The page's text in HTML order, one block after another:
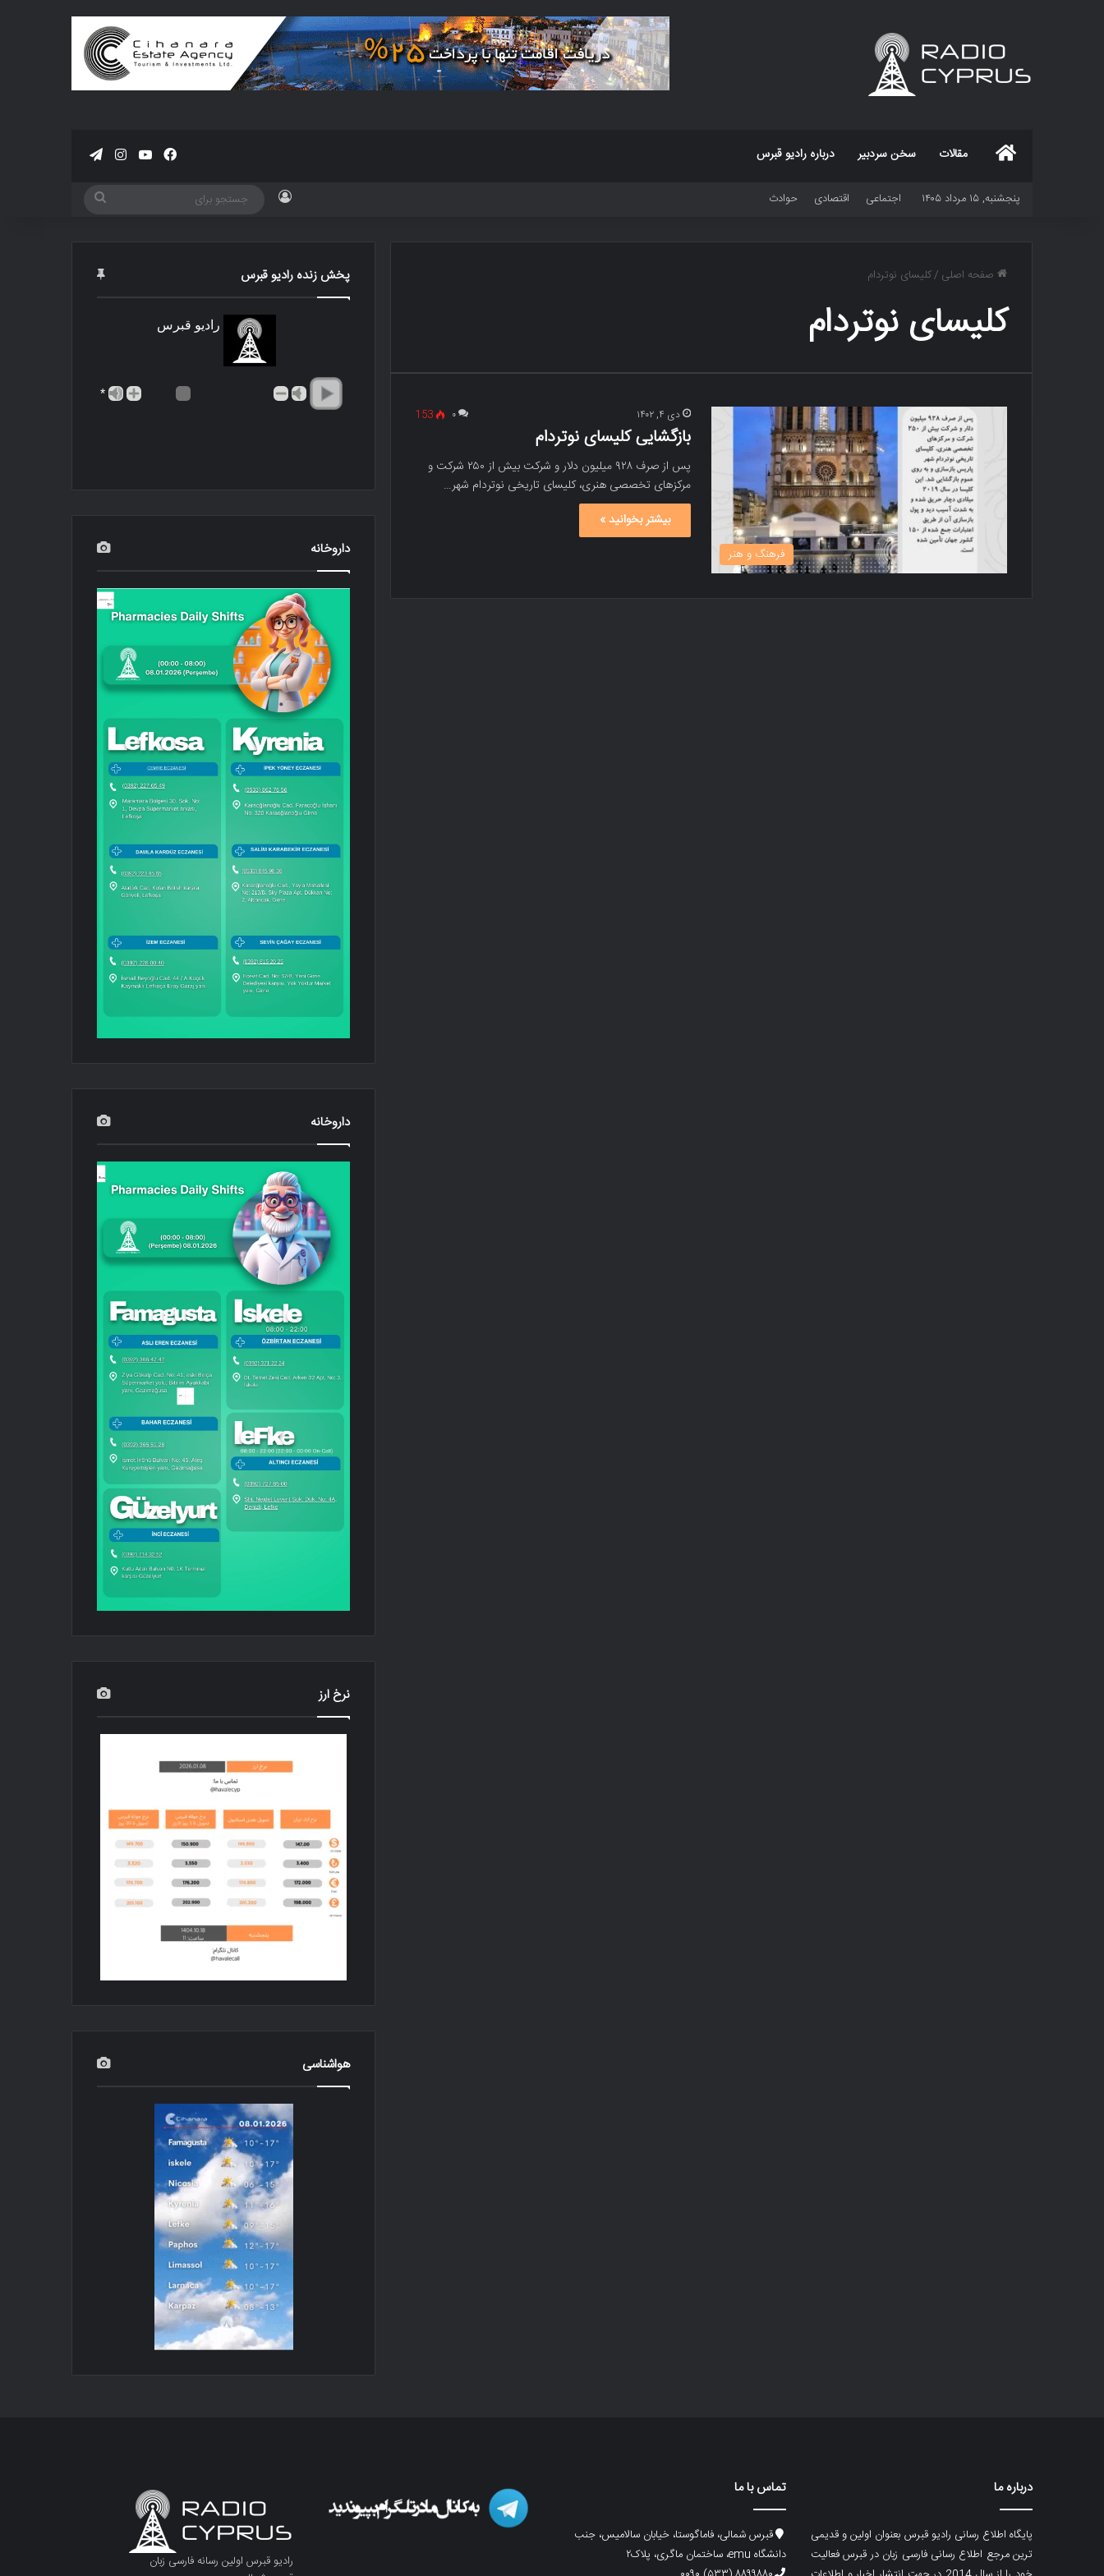
مقالات سخن سردبیر درباره رادیو قبرس فیسبوکیوتیوباینستاگرام
پنجشنبه, ۱۵ مرداد ۱۴۰۵ اجتماعی اقتصادی حوادث
صفحه اصلی /کلیسای نوتردام
کلیسای نوتردام
فرهنگ و هنر
دی ۴, ۱۴۰۲ ۰ 153
بازگشایی کلیسای نوتردام
پس از صرف ۹۲۸ میلیون دلار و شرکت بیش از ۲۵۰ شرکت و
مرکزهای تخصصی هنری، کلیسای تاریخی نوتردام شهر…
بیشتر بخوانید »
پخش زنده رادیو قبرس
رادیو قبرس
*
داروخانه
داروخانه
نرخ ارز
هواشناسی
درباره ما
پایگاه اطلاع رسانی رادیو قبرس بعنوان اولین و قدیمی
ترین مرجع اطلاع رسانی فارسی زبان در قبرس فعالیت
تماس با ما
قبرس شمالی، فاماگوستا، خیابان سالامیس، جنب
دانشگاه emu، ساختمان ماگری، پلاک۲
رادیو قبرس اولین رسانه فارسی زبان